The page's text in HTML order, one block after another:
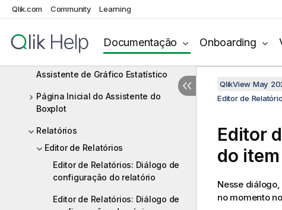
Qlik.com Community Learning
Documentação Onboarding
Objetos de Pasta
Assistente de Gráfico de Tempo
Assistente de Gráfico Estatístico
Página Inicial do Assistente do
Boxplot
Relatórios
Editor de Relatórios
Editor de Relatórios: Diálogo de
configuração do relatório
Editor de Relatórios: Diálogo de
QlikView May
Editor de
Editor
do item
Nesse
no momento